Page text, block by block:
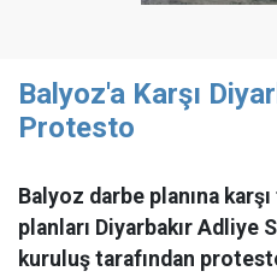
Balyoz'a Karşı
Protesto
Balyoz darbe planına
planları Diyarbakır Adliye
kuruluş tarafından